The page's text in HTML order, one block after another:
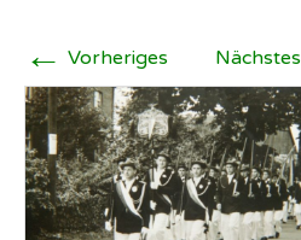
← Vorheriges Nächstes